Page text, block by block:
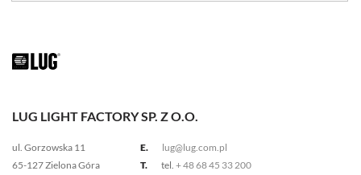
LUG LIGHT FACTORY SP. Z O.O.
ul. Gorzowska 11
65-127 Zielona Góra
E.
lug@lug.com.pl
T.
tel. + 48 68 45 33 200